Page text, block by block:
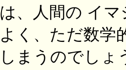
は、人間の イ
よく、ただ数学
しまうのでしょ